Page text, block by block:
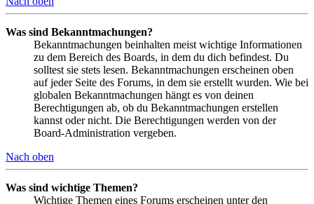
Was sind Bekanntmachungen?
Bekanntmachungen beinhalten meist wichtige Informationen
zu dem Bereich des Boards, in dem du dich befindest. Du
solltest sie stets lesen. Bekanntmachungen erscheinen oben
auf jeder Seite des Forums, in dem sie erstellt wurden. Wie bei
globalen Bekanntmachungen hängt es von deinen
Berechtigungen ab, ob du Bekanntmachungen erstellen
kannst oder nicht. Die Berechtigungen werden von der
Board-Administration vergeben.
Nach oben
Was sind wichtige Themen?
Wichtige Themen eines Forums erscheinen unter den